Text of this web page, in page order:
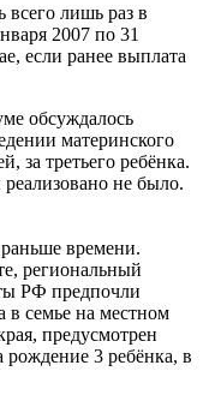
лишь раз в
2007 по 31
если ранее выплата
обсуждалось
материнского
за третьего ребёнка.
не было.
раньше времени.
региональный
РФ предпочли
в семье на местном
предусмотрен
рождение 3 ребёнка, в